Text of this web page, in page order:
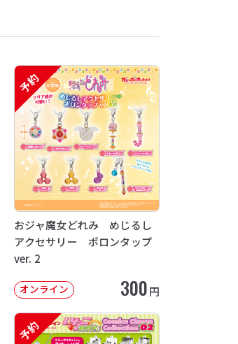
予約
おジャ魔女どれみ めじるし
アクセサリー ポロンタップ
ver. 2
オンライン 300円
予約